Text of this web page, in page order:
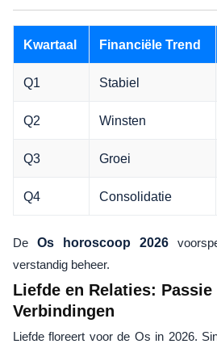
Kwartaal Financiële Trend
Q1 Stabiel
Q2 Winsten
Q3 Groei
Q4 Consolidatie
De Os horoscoop 2026
verstandig beheer.
Liefde en Relaties: Passie
Verbindingen
Liefde floreert voor de Os in 2026.